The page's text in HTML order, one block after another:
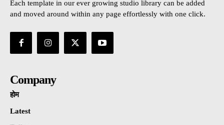
Each template in our ever growing studio library can be added
and moved around within any page effortlessly with one click.
Company
होम
Latest